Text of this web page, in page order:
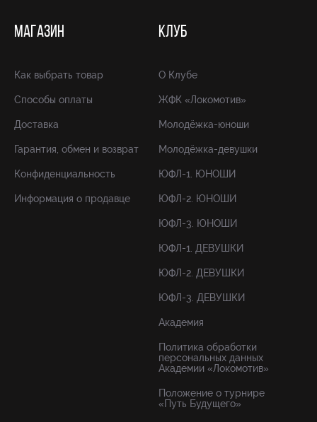
МАГАЗИН
Как выбрать товар
Способы оплаты
Доставка
Гарантия, обмен и возврат
Конфиденциальность
Информация о продавце
КЛУБ
О Клубе
ЖФК «Локомотив»
Молодёжка-юноши
Молодёжка-девушки
ЮФЛ-1. ЮНОШИ
ЮФЛ-2. ЮНОШИ
ЮФЛ-3. ЮНОШИ
ЮФЛ-1. ДЕВУШКИ
ЮФЛ-2. ДЕВУШКИ
ЮФЛ-3. ДЕВУШКИ
Академия
Политика обработки
персональных данных
Академии «Локомотив»
Положение о турнире
«Путь Будущего»